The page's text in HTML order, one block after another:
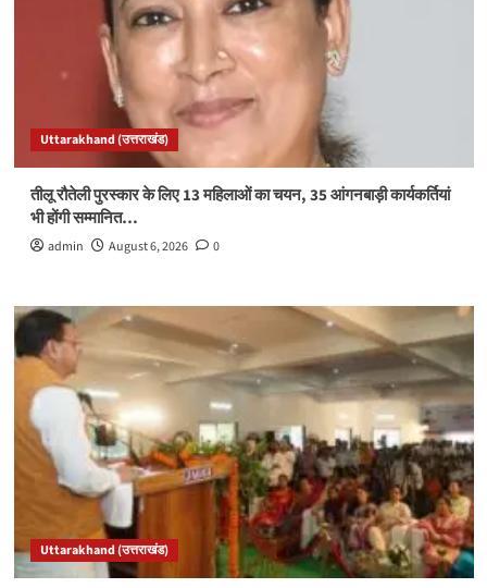
Uttarakhand (उत्तराखंड)
तीलू रौतेली पुरस्कार के लिए 13 महिलाओं का चयन, 35 आंगनबाड़ी कार्यकर्तियां
भी होंगी सम्मानित…
admin August 6, 2026 0
Uttarakhand (उत्तराखंड)